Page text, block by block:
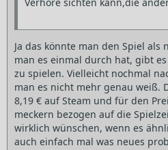
Ja das könnte man den Spiel als
man es einmal durch hat, gibt
zu spielen. Vielleicht nochmal
man es nicht mehr genau weiß.
8,19 € auf Steam und für den
meckern bezogen auf die
wirklich wünschen, wenn es
auch einfach mal was neues